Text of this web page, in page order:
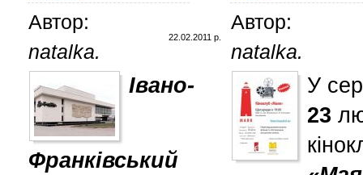
Автор:
natalka.
22.02.2011 р.
Івано-
Франківський
Автор:
natalka.
У
23